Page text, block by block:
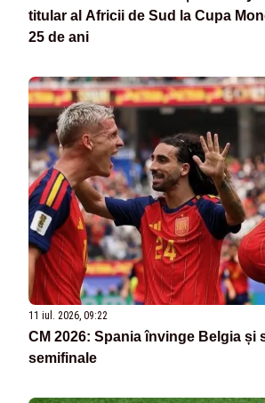
titular al Africii de Sud la Cupa
25 de ani
11 iul. 2026, 09:22
CM 2026: Spania învinge Belgia și
semifinale